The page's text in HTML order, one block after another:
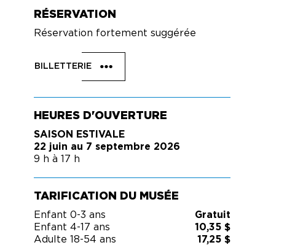
RÉSERVATION
Réservation fortement suggérée
BILLETTERIE
HEURES D'OUVERTURE
SAISON ESTIVALE
22 juin au 7 septembre 2026
9 h à 17 h
TARIFICATION DU MUSÉE
Enfant 0-3 ans
Gratuit
Enfant 4-17 ans
10,35 $
Adulte 18-54 ans
17,25 $